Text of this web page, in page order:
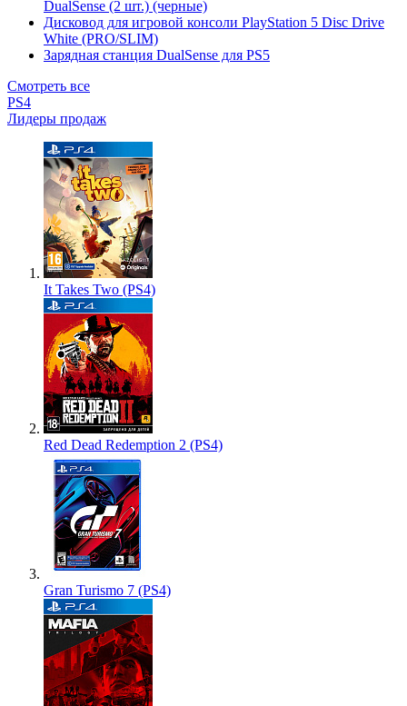
DualSense (2 шт.) (черные)
Дисковод для игровой консоли PlayStation 5 Disc Drive
White (PRO/SLIM)
Зарядная станция DualSense для PS5
Смотреть все
PS4
Лидеры продаж
It Takes Two (PS4)
Red Dead Redemption 2 (PS4)
Gran Turismo 7 (PS4)